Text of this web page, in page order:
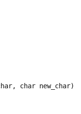
char new_char)